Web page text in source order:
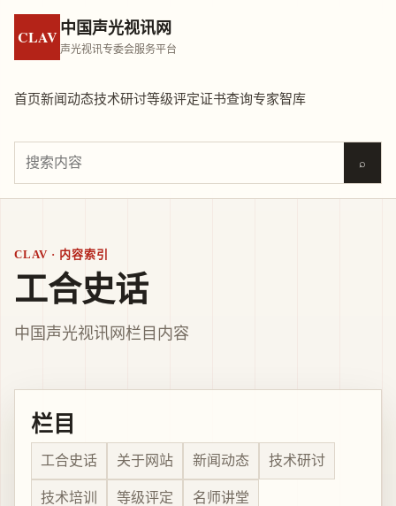
CLAV 中国声光视讯网
声光视讯专委会服务平台
首页新闻动态技术研讨等级评定证书查询专家智库
⌕
CLAV · 内容索引
工合史话
中国声光视讯网栏目内容
栏目
工合史话 关于网站 新闻动态 技术研讨
技术培训 等级评定 名师讲堂